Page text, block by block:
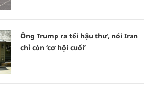
Ông Trump ra tối hậu thư, nói Iran
chỉ còn ‘cơ hội cuối’